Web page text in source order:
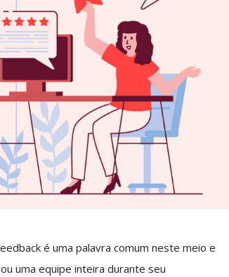
é uma palavra comum neste meio e
uma equipe inteira durante seu